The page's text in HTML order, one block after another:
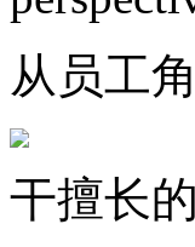
从员工
干擅长